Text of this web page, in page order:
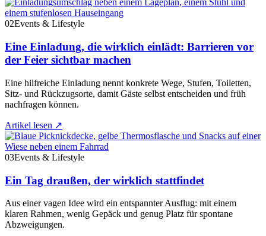
02Events & Lifestyle
Eine Einladung, die wirklich einlädt: Barrieren vor
der Feier sichtbar machen
Eine hilfreiche Einladung nennt konkrete Wege, Stufen, Toiletten,
Sitz- und Rückzugsorte, damit Gäste selbst entscheiden und früh
nachfragen können.
Artikel lesen ↗
03Events & Lifestyle
Ein Tag draußen, der wirklich stattfindet
Aus einer vagen Idee wird ein entspannter Ausflug: mit einem
klaren Rahmen, wenig Gepäck und genug Platz für spontane
Abzweigungen.